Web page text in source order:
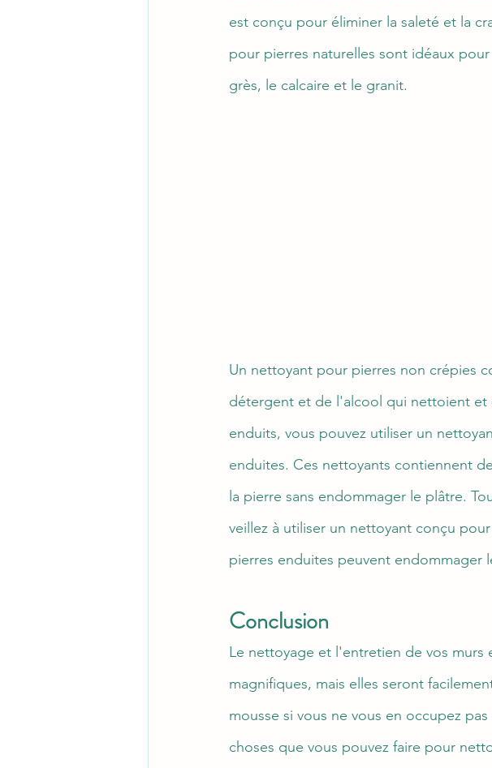
est conçu pour éliminer la saleté et la
pour pierres naturelles sont idéaux
grès, le calcaire et le granit.
Un nettoyant pour pierres non crépies
détergent et de l'alcool qui nettoient et
enduits, vous pouvez utiliser un
enduites. Ces nettoyants contiennent
la pierre sans endommager le plâtre.
veillez à utiliser un nettoyant conçu
pierres enduites peuvent endommager
Conclusion
Le nettoyage et l'entretien de vos murs
magnifiques, mais elles seront
mousse si vous ne vous en occupez
choses que vous pouvez faire pour